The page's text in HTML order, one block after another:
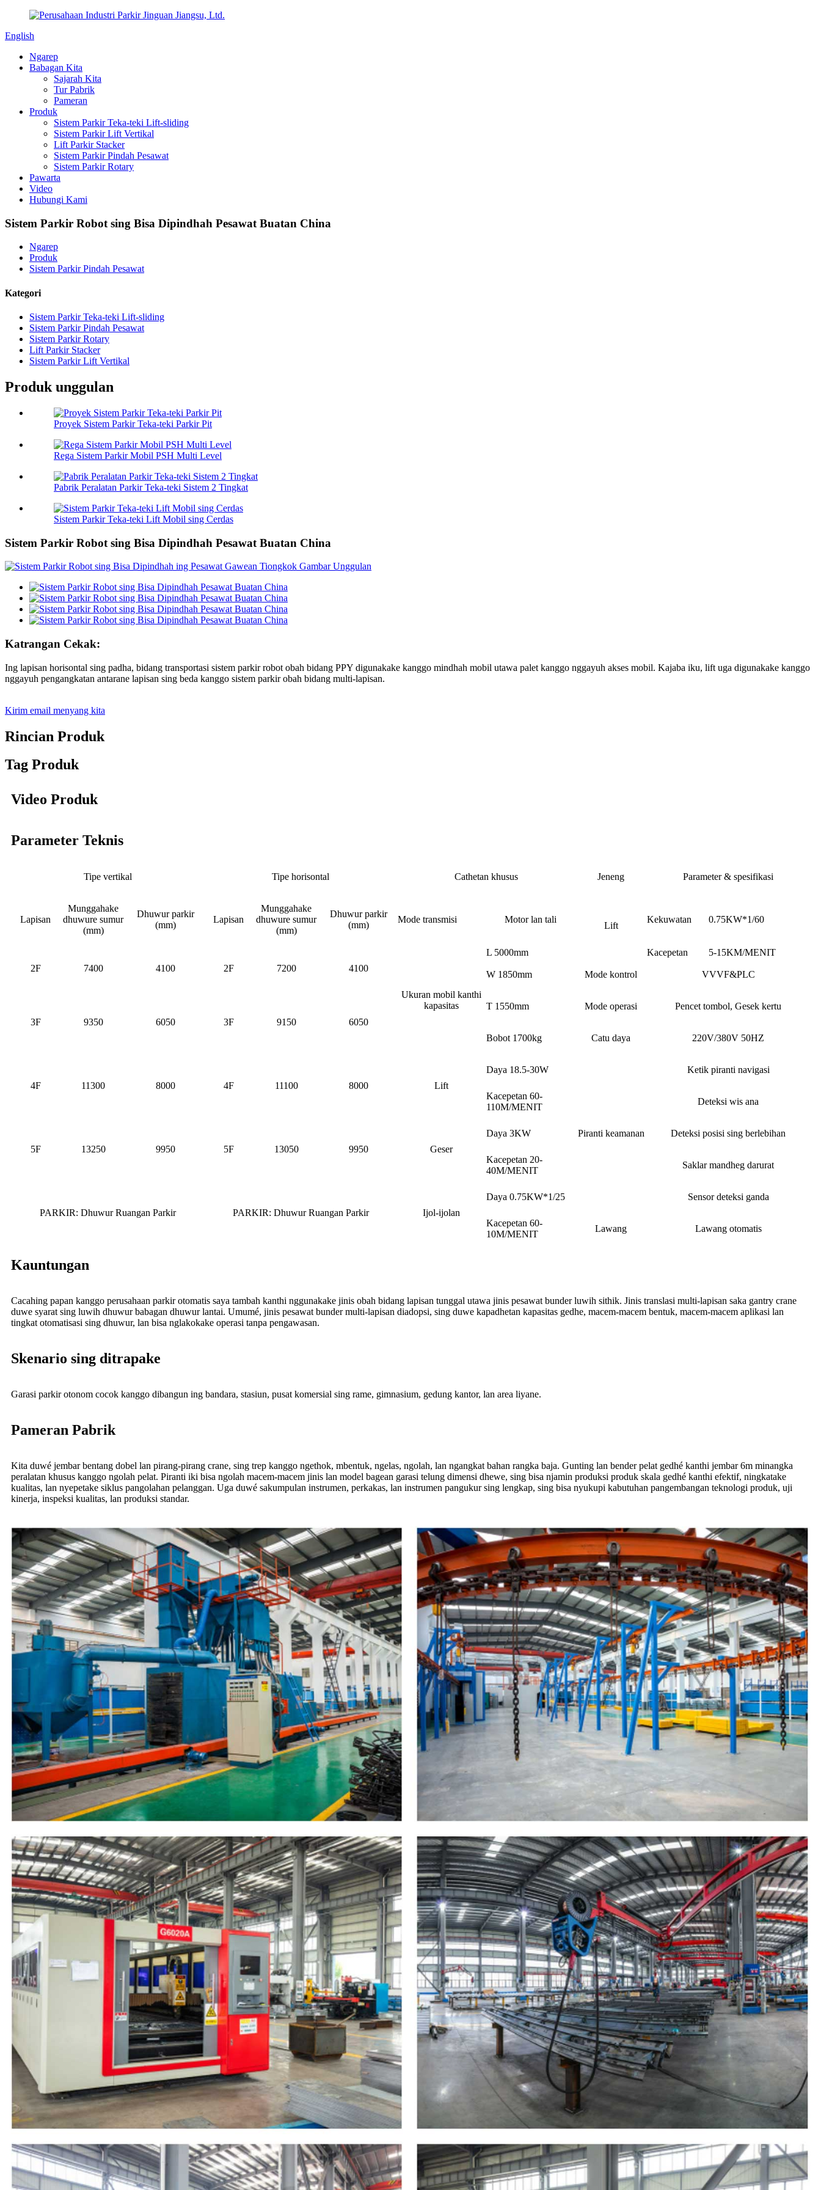
English
Ngarep
Babagan Kita
Sajarah Kita
Tur Pabrik
Pameran
Produk
Sistem Parkir Teka-teki Lift-sliding
Sistem Parkir Lift Vertikal
Lift Parkir Stacker
Sistem Parkir Pindah Pesawat
Sistem Parkir Rotary
Pawarta
Video
Hubungi Kami
Sistem Parkir Robot sing Bisa Dipindhah Pesawat Buatan China
Ngarep
Produk
Sistem Parkir Pindah Pesawat
Kategori
Sistem Parkir Teka-teki Lift-sliding
Sistem Parkir Pindah Pesawat
Sistem Parkir Rotary
Lift Parkir Stacker
Sistem Parkir Lift Vertikal
Produk unggulan
Proyek Sistem Parkir Teka-teki Parkir Pit
Rega Sistem Parkir Mobil PSH Multi Level
Pabrik Peralatan Parkir Teka-teki Sistem 2 Tingkat
Sistem Parkir Teka-teki Lift Mobil sing Cerdas
Sistem Parkir Robot sing Bisa Dipindhah Pesawat Buatan China
Katrangan Cekak:
Ing lapisan horisontal sing padha, bidang transportasi sistem parkir robot obah bidang PPY digunakake kanggo mindhah mobil utawa palet kanggo nggayuh akses mobil. Kajaba iku, lift uga digunakake kanggo
nggayuh pengangkatan antarane lapisan sing beda kanggo sistem parkir obah bidang multi-lapisan.
Kirim email menyang kita
Rincian Produk
Tag Produk
Video Produk
Parameter Teknis
Tipe vertikal Tipe horisontal Cathetan khusus Jeneng Parameter & spesifikasi
Lapisan
Munggahake
dhuwure sumur
(mm)
Dhuwur parkir
(mm)
Lapisan
Munggahake
dhuwure sumur
(mm)
Dhuwur parkir
(mm)
Mode transmisi Motor lan tali
Lift
Kekuwatan 0.75KW*1/60
2F 7400 4100 2F 7200 4100
Ukuran mobil kanthi
kapasitas
L 5000mm Kacepetan 5-15KM/MENIT
W 1850mm Mode kontrol VVVF&PLC
3F 9350 6050 3F 9150 6050
T 1550mm Mode operasi Pencet tombol, Gesek kertu
Bobot 1700kg Catu daya 220V/380V 50HZ
4F 11300 8000 4F 11100 8000 Lift
Daya 18.5-30W
Piranti keamanan
Ketik piranti navigasi
Kacepetan 60-
110M/MENIT
Deteksi wis ana
5F 13250 9950 5F 13050 9950 Geser
Daya 3KW Deteksi posisi sing berlebihan
Kacepetan 20-
40M/MENIT
Saklar mandheg darurat
PARKIR: Dhuwur Ruangan Parkir PARKIR: Dhuwur Ruangan Parkir Ijol-ijolan
Daya 0.75KW*1/25 Sensor deteksi ganda
Kacepetan 60-
10M/MENIT
Lawang Lawang otomatis
Kauntungan
Cacahing papan kanggo perusahaan parkir otomatis saya tambah kanthi nggunakake jinis obah bidang lapisan tunggal utawa jinis pesawat bunder luwih sithik. Jinis translasi multi-lapisan saka gantry crane
duwe syarat sing luwih dhuwur babagan dhuwur lantai. Umumé, jinis pesawat bunder multi-lapisan diadopsi, sing duwe kapadhetan kapasitas gedhe, macem-macem bentuk, macem-macem aplikasi lan
tingkat otomatisasi sing dhuwur, lan bisa nglakokake operasi tanpa pengawasan.
Skenario sing ditrapake
Garasi parkir otonom cocok kanggo dibangun ing bandara, stasiun, pusat komersial sing rame, gimnasium, gedung kantor, lan area liyane.
Pameran Pabrik
Kita duwé jembar bentang dobel lan pirang-pirang crane, sing trep kanggo ngethok, mbentuk, ngelas, ngolah, lan ngangkat bahan rangka baja. Gunting lan bender pelat gedhé kanthi jembar 6m minangka
peralatan khusus kanggo ngolah pelat. Piranti iki bisa ngolah macem-macem jinis lan model bagean garasi telung dimensi dhewe, sing bisa njamin produksi produk skala gedhé kanthi efektif, ningkatake
kualitas, lan nyepetake siklus pangolahan pelanggan. Uga duwé sakumpulan instrumen, perkakas, lan instrumen pangukur sing lengkap, sing bisa nyukupi kabutuhan pangembangan teknologi produk, uji
kinerja, inspeksi kualitas, lan produksi standar.